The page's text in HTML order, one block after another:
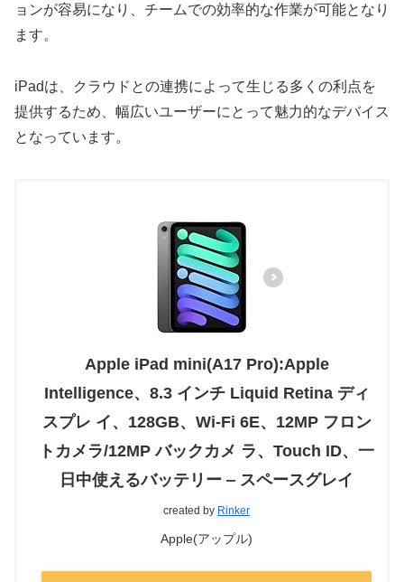
ョンが容易になり、チームでの効率的な作業が可能となり
ます。
iPadは、クラウドとの連携によって生じる多くの利点を
提供するため、幅広いユーザーにとって魅力的なデバイス
となっています。
Apple iPad mini(A17 Pro):Apple
Intelligence、8.3 インチ Liquid Retina ディ
スプレ イ、128GB、Wi-Fi 6E、12MP フロン
トカメラ/12MP バックカメ ラ、Touch ID、一
日中使えるバッテリー ‒ スペースグレイ
created by Rinker
Apple(アップル)